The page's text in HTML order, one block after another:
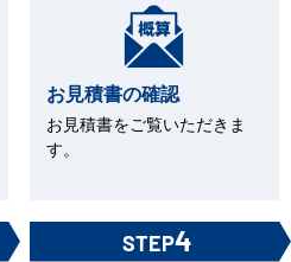
お見積書の確認
お見積書をご覧いただきま
す。
STEP4